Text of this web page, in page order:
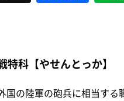
特科【やせんとっか】
国の陸軍の砲兵に相当する